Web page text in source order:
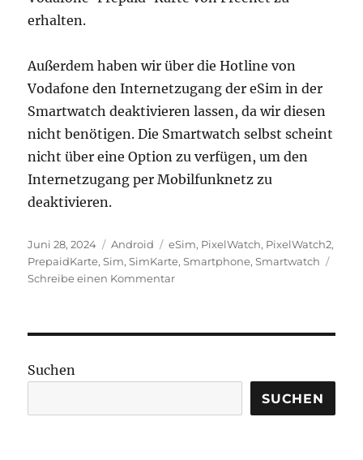
erhalten.
Außerdem haben wir über die Hotline von
Vodafone den Internetzugang der eSim in der
Smartwatch deaktivieren lassen, da wir diesen
nicht benötigen. Die Smartwatch selbst scheint
nicht über eine Option zu verfügen, um den
Internetzugang per Mobilfunknetz zu
deaktivieren.
Veröffentlicht
am
Juni 28, 2024 Kategorien
Android Schlagwörter
eSim, PixelWatch, PixelWatch2,
PrepaidKarte,Sim,SimKarte,Smartphone,Smartwatch
Schreibe einen Kommentarzu
Prepaid-
betreiben
Suchen
SUCHEN